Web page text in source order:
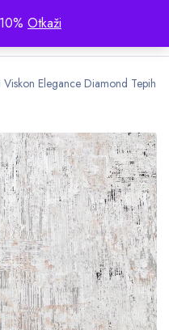
Otkaži
Elegance Diamond Tepih